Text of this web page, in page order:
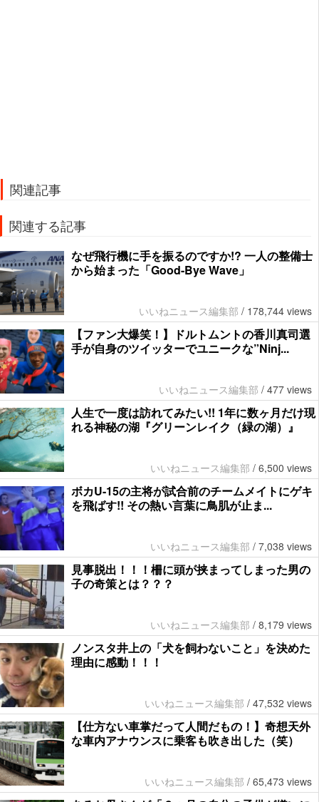
関連記事
関連する記事
なぜ飛行機に手を振るのですか!? 一人の整備士
から始まった「Good-Bye Wave」
いいねニュース編集部 / 178,744 views
【ファン大爆笑！】ドルトムントの香川真司選
手が自身のツイッターでユニークな”Ninj...
いいねニュース編集部 / 477 views
人生で一度は訪れてみたい!! 1年に数ヶ月だけ現
れる神秘の湖『グリーンレイク（緑の湖）』
いいねニュース編集部 / 6,500 views
ボカU-15の主将が試合前のチームメイトにゲキ
を飛ばす!! その熱い言葉に鳥肌が止ま...
いいねニュース編集部 / 7,038 views
見事脱出！！！柵に頭が挟まってしまった男の
子の奇策とは？？？
いいねニュース編集部 / 8,179 views
ノンスタ井上の「犬を飼わないこと」を決めた
理由に感動！！！
いいねニュース編集部 / 47,532 views
【仕方ない車掌だって人間だもの！】奇想天外
な車内アナウンスに乗客も吹き出した（笑）
いいねニュース編集部 / 65,473 views